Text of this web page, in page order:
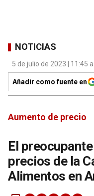
NOTICIAS
5 de julio de 2023 | 11:45
Añadir como fuente en
Aumento de precio
El
precios de la
Alimentos en